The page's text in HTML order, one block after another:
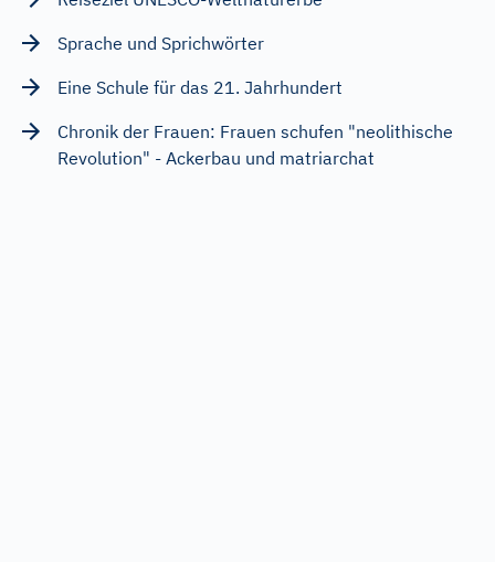
Sprache und Sprichwörter
Eine Schule für das 21. Jahrhundert
Chronik der Frauen: Frauen schufen "neolithische
Revolution" - Ackerbau und matriarchat